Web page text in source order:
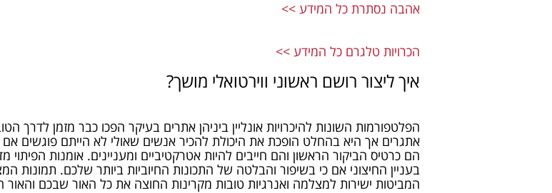
אהבה נסתרת כל המידע >>
הכרויות טלגרם כל המידע >>
איך ליצור רושם ראשוני ווירטואלי מושך?
הפלטפורמות השונות להיכרויות אונליין ביניהן אתרים בעיקר הפכו כבר מזמן לדרך
אתגרים אך היא בהחלט הופכת את היכולת להכיר אנשים שאולי לא הייתם פוגשים אם
הם כרטיס הביקור הראשון והם חייבים להיות אטרקטיביים ומעניינים. אומנות
בעניין החיצוני אם כי בשיפור והבלטה של התכונות החיוביות ביותר שלכם. תמונות
המביטות ישירות למצלמה ואנרגיות טובות מקרינות החוצה את כל האור שבכם